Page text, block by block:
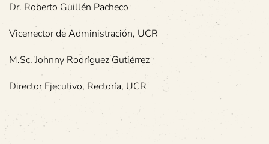
Dr. Roberto Guillén Pacheco
Vicerrector de Administración, UCR
M.Sc. Johnny Rodríguez Gutiérrez
Director Ejecutivo, Rectoría, UCR